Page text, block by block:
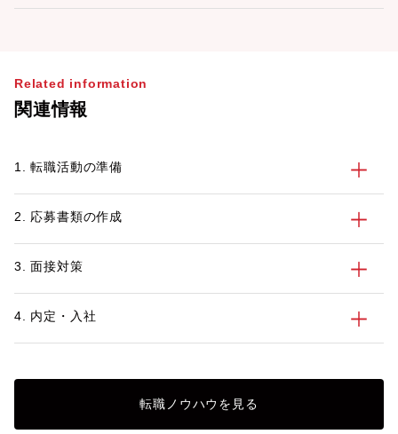
Related information
関連情報
1. 転職活動の準備
2. 応募書類の作成
3. 面接対策
4. 内定・入社
転職ノウハウを見る